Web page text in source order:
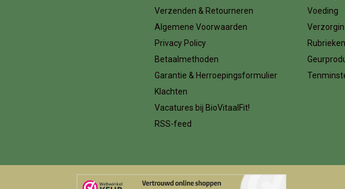
Verzenden & Retourneren
Algemene Voorwaarden
Privacy Policy
Betaalmethoden
Garantie & Herroepingsformulier
Klachten
Vacatures bij BioVitaalFit!
RSS-feed
Voeding
Rubrieken